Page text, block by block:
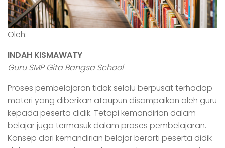
Oleh:
INDAH KISMAWATY
Guru SMP Gita Bangsa School
Proses pembelajaran tidak selalu berpusat terhadap
materi yang diberikan ataupun disampaikan oleh guru
kepada peserta didik. Tetapi kemandirian dalam
belajar juga termasuk dalam proses pembelajaran.
Konsep dari kemandirian belajar berarti peserta didik